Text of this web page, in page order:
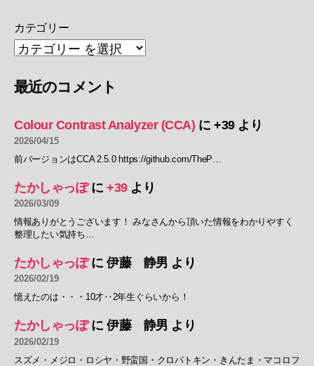
カテゴリー
最近のコメント
Colour Contrast Analyzer (CCA) に+39より
2026/04/15
前バージョンはCCA 2.5.0 https://github.com/TheP…
たかしゃっぽに +39より
2026/03/09
情報ありがとうございます！ みなさんから頂いた情報をわかりやすく
整理したい気持ち…
たかしゃっぽに 伊藤 静男 より
2026/02/19
憶えたのは・・・10才‥2年生ぐらいから！
たかしゃっぽに 伊藤 静男 より
2026/02/19
スズメ・メジロ・ロシヤ・野蛮国・クロパトキン・きんたま・マコロフ